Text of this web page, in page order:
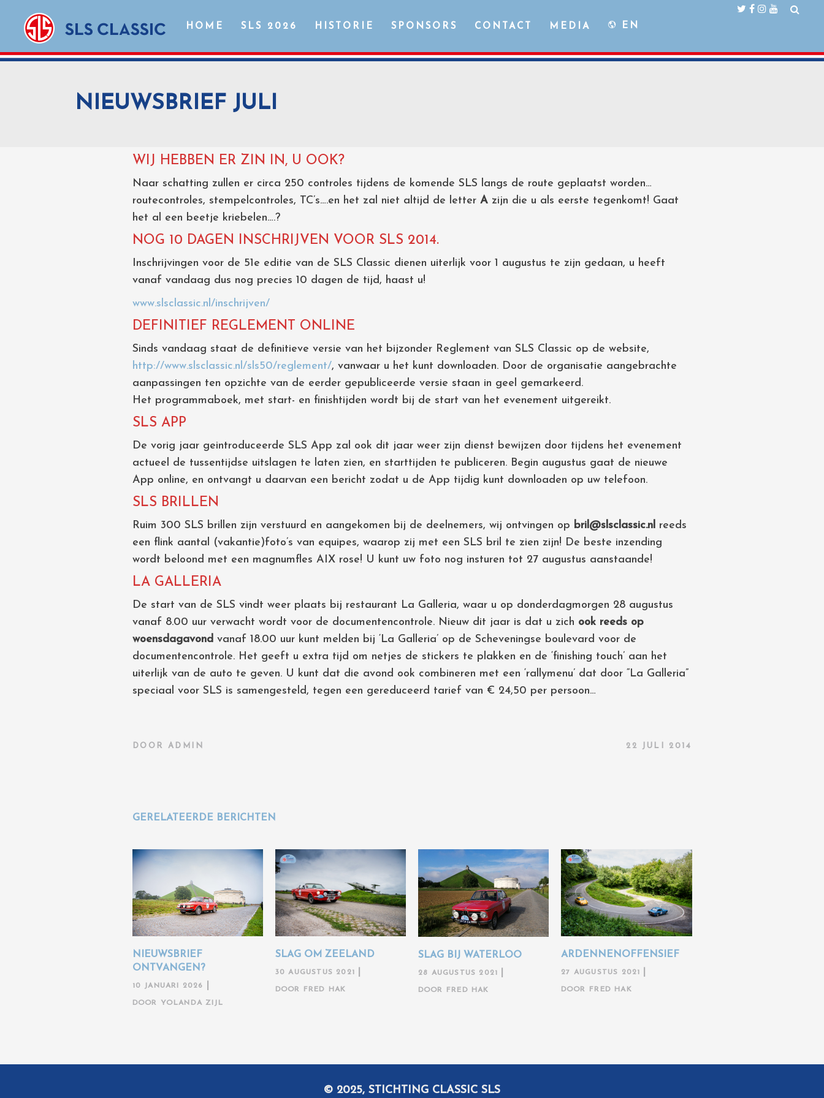
HOME SLS 2026 HISTORIE SPONSORS CONTACT MEDIA EN
NIEUWSBRIEF JULI
WIJ HEBBEN ER ZIN IN, U OOK?
Naar schatting zullen er circa 250 controles tijdens de komende SLS langs de route geplaatst worden…
routecontroles, stempelcontroles, TC’s….en het zal niet altijd de letter Azijn die u als eerste tegenkomt! Gaat
het al een beetje kriebelen….?
NOG 10 DAGEN INSCHRIJVEN VOOR SLS 2014.
Inschrijvingen voor de 51e editie van de SLS Classic dienen uiterlijk voor 1 augustus te zijn gedaan, u heeft
vanaf vandaag dus nog precies 10 dagen de tijd, haast u!
www.slsclassic.nl/inschrijven/
DEFINITIEF REGLEMENT ONLINE
Sinds vandaag staat de definitieve versie van het bijzonder Reglement van SLS Classic op de website,
http://www.slsclassic.nl/sls50/reglement/, vanwaar u het kunt downloaden. Door de organisatie aangebrachte
aanpassingen ten opzichte van de eerder gepubliceerde versie staan in geel gemarkeerd.
Het programmaboek, met start- en finishtijden wordt bij de start van het evenement uitgereikt.
SLS APP
De vorig jaar geintroduceerde SLS App zal ook dit jaar weer zijn dienst bewijzen door tijdens het evenement
actueel de tussentijdse uitslagen te laten zien, en starttijden te publiceren. Begin augustus gaat de nieuwe
App online, en ontvangt u daarvan een bericht zodat u de App tijdig kunt downloaden op uw telefoon.
SLS BRILLEN
Ruim 300 SLS brillen zijn verstuurd en aangekomen bij de deelnemers, wij ontvingen op bril@slsclassic.nl reeds
een flink aantal (vakantie)foto’s van equipes, waarop zij met een SLS bril te zien zijn! De beste inzending
wordt beloond met een magnumfles AIX rose! U kunt uw foto nog insturen tot 27 augustus aanstaande!
LA GALLERIA
De start van de SLS vindt weer plaats bij restaurant La Galleria, waar u op donderdagmorgen 28 augustus
vanaf 8.00 uur verwacht wordt voor de documentencontrole. Nieuw dit jaar is dat u zich ook reeds op
woensdagavondvanaf 18.00 uur kunt melden bij ‘La Galleria’ op de Scheveningse boulevard voor de
documentencontrole. Het geeft u extra tijd om netjes de stickers te plakken en de ‘finishing touch’ aan het
uiterlijk van de auto te geven. U kunt dat die avond ook combineren met een ‘rallymenu’ dat door “La Galleria”
speciaal voor SLS is samengesteld, tegen een gereduceerd tarief van € 24,50 per persoon…
DOOR ADMIN 22 JULI 2014
GERELATEERDE BERICHTEN
NIEUWSBRIEF
ONTVANGEN?
10 JANUARI 2026
DOOR YOLANDA ZIJL
SLAG OM ZEELAND
30 AUGUSTUS 2021
DOOR FRED HAK
SLAG BIJ WATERLOO
28 AUGUSTUS 2021
DOOR FRED HAK
ARDENNENOFFENSIEF
27 AUGUSTUS 2021
DOOR FRED HAK
© 2025, STICHTING CLASSIC SLS